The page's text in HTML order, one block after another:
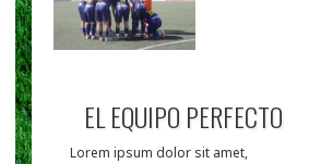
EL EQUIPO PERFECTO
Lorem ipsum dolor sit amet,